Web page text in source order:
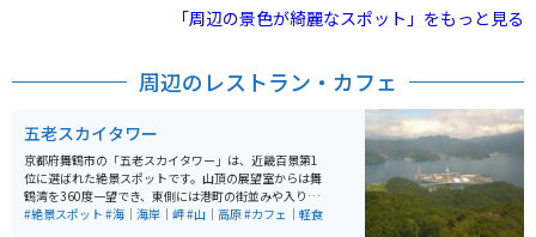
グの途中に、歴史と風景を味わえる休憩スポットとして
おすすめです。
「周辺の景色が綺麗なスポット」をもっと見る
周辺のレストラン・カフェ
五老スカイタワー
京都府舞鶴市の「五老スカイタワー」は、近畿百景第1
位に選ばれた絶景スポットです。山頂の展望室からは舞
鶴湾を360度一望でき、東側には港町の街並みや入り
江、西側には島々が浮かぶ美しい海景が広がります。 駐
#絶景スポット #海｜海岸｜岬#山｜高原#カフェ｜軽食